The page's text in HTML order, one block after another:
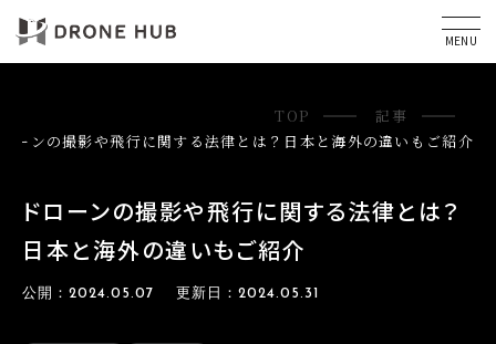
MENU
TOP
記事
ーンの撮影や飛行に関する法律とは？日本と海外の違いもご紹介
ドローンの撮影や飛行に関する法律とは？
日本と海外の違いもご紹介
公開：2024.05.07 更新日：2024.05.31